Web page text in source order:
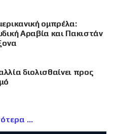
ομπρέλα:
Αραβία και Πακιστάν
διολισθαίνει προς